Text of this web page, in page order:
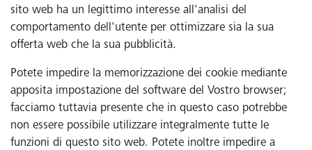
sito web ha un legittimo interesse all'analisi del
comportamento dell'utente per ottimizzare sia la sua
offerta web che la sua pubblicità.
Potete impedire la memorizzazione dei cookie mediante
apposita impostazione del software del Vostro browser;
facciamo tuttavia presente che in questo caso potrebbe
non essere possibile utilizzare integralmente tutte le
funzioni di questo sito web. Potete inoltre impedire a